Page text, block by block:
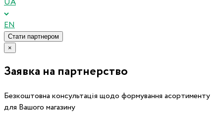
EN
Стати партнером
×
Заявка на партнерство
Безкоштовна консультація щодо формування асортименту
для Вашого магазину